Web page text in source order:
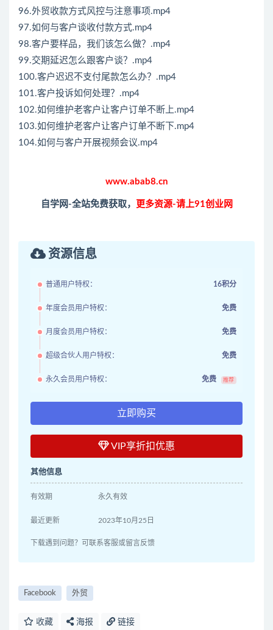
96.外贸收款方式风控与注意事项.mp4
97.如何与客户谈收付款方式.mp4
98.客户要样品，我们该怎么做？.mp4
99.交期延迟怎么跟客户谈？.mp4
100.客户迟迟不支付尾款怎么办？.mp4
101.客户投诉如何处理？.mp4
102.如何维护老客户让客户订单不断上.mp4
103.如何维护老客户让客户订单不断下.mp4
104.如何与客户开展视频会议.mp4
www.abab8.cn
自学网-全站免费获取， 更多资源-请上91创业网
资源信息
普通用户特权： 16积分
年度会员用户特权： 免费
月度会员用户特权： 免费
超级合伙人用户特权： 免费
永久会员用户特权： 免费 推荐
立即购买
VIP享折扣优惠
其他信息
有效期 永久有效
最近更新 2023年10月25日
下载遇到问题？可联系客服或留言反馈
Facebook 外贸
收藏 海报 链接